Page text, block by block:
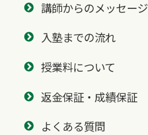
講師からのメッセージ
入塾までの流れ
授業料について
返金保証・成績保証
よくある質問